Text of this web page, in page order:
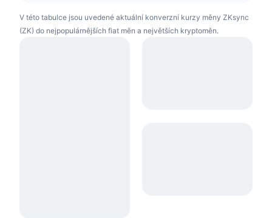
V této tabulce jsou uvedené aktuální konverzní kurzy měny ZKsync
(ZK) do nejpopulárnějších fiat měn a největších kryptoměn.